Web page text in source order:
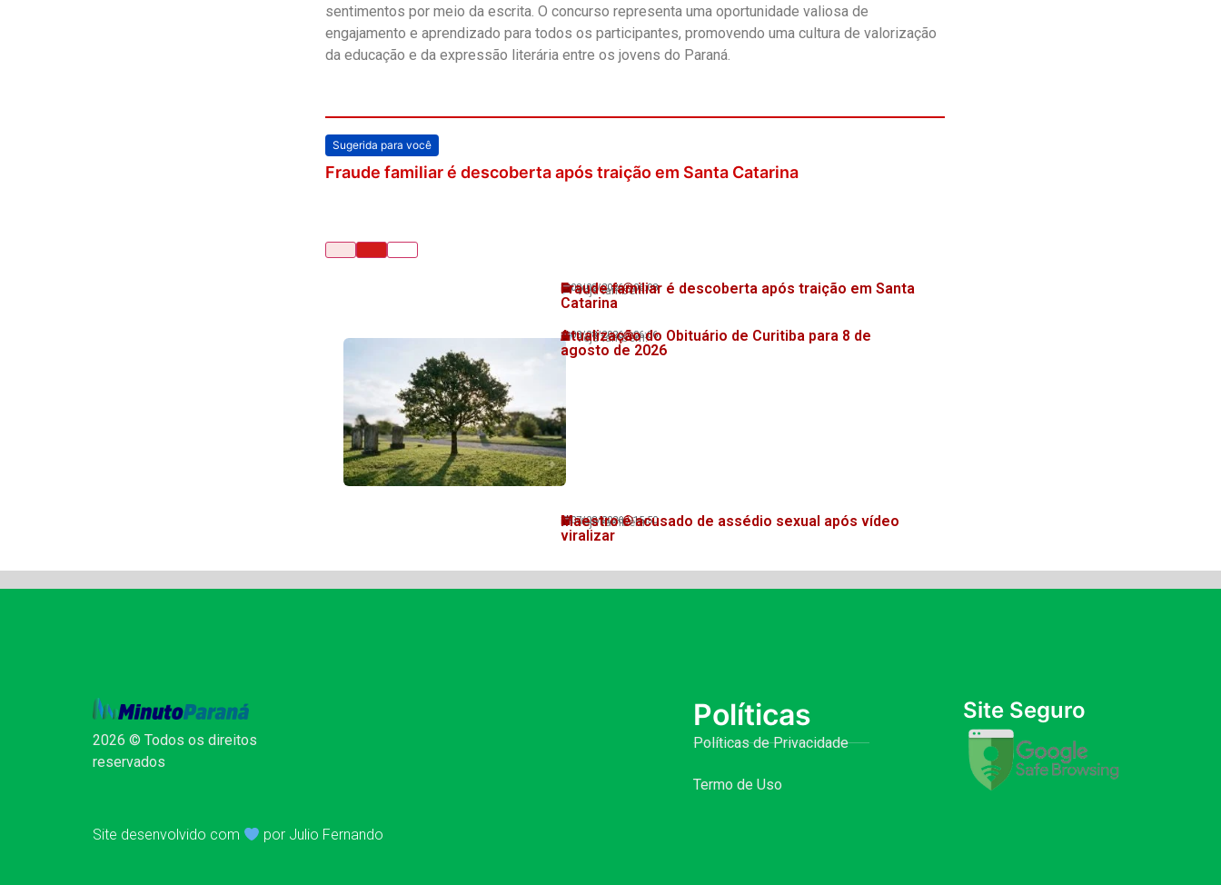
sentimentos por meio da escrita. O concurso representa uma oportunidade valiosa de
engajamento e aprendizado para todos os participantes, promovendo uma cultura de valorização
da educação e da expressão literária entre os jovens do Paraná.
Sugerida para você
Fraude familiar é descoberta após traição em Santa Catarina
Veja também!
08/08/2026 06:08
Fraude familiar é descoberta após traição em Santa
Catarina
Veja também!
08/08/2026 06:06
Atualização do Obituário de Curitiba para 8 de
agosto de 2026
Veja também!
07/08/2026 15:50
Maestro é acusado de assédio sexual após vídeo
viralizar
2026 © Todos os direitos
reservados
Políticas
Políticas de Privacidade
Termo de Uso
Site Seguro
Site desenvolvido com por Julio Fernando